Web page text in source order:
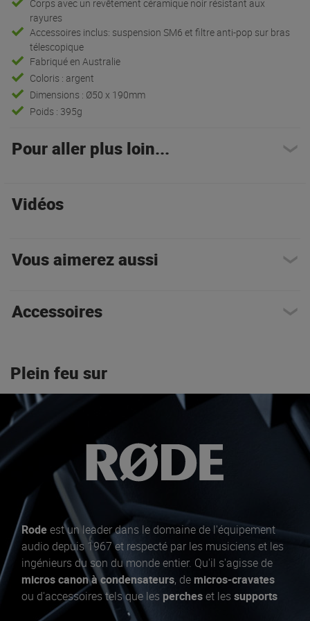
Corps avec un revêtement céramique noir résistant aux
rayures
Accessoires inclus: suspension SM6 et filtre anti-pop sur bras
télescopique
Fabriqué en Australie
Coloris : argent
Dimensions : Ø50 x 190mm
Poids : 395g
Pour aller plus loin...
Vidéos
Vous aimerez aussi
Accessoires
Plein feu sur
Rodeest un leader dans le domaine de l'équipement
audio depuis 1967 et respecté par les musiciens et les
ingénieurs du son du monde entier. Qu'il s'agisse de
micros canon à condensateurs, de micros-cravates
ou d'accessoires tels que les percheset les supports
de micro
, Rode a tout ce qu'il faut pour capturer les